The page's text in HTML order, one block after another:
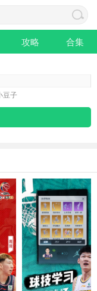
攻略 合集
豆子